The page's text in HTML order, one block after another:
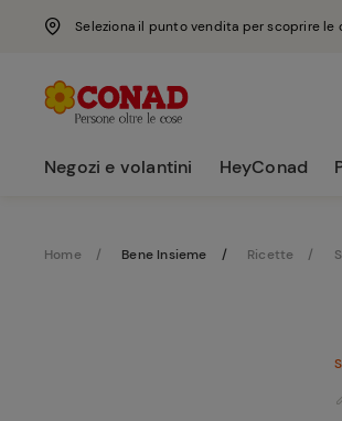
Seleziona il punto vendita per scoprire le
Negozi e volantini HeyConad
Home Bene Insieme Ricette